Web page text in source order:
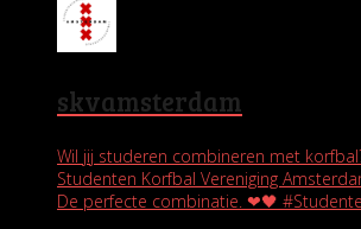
skvamsterdam
Wil jij studeren combineren met
Studenten Korfbal Vereniging
De perfecte combinatie. ❤🖤